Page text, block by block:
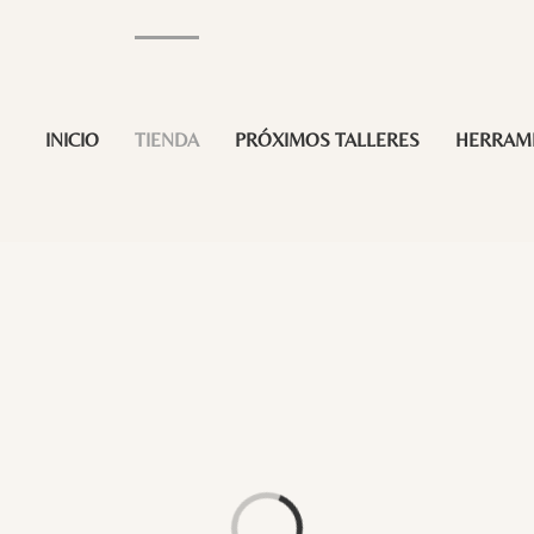
INICIO TIENDA PRÓXIMOS TALLERES